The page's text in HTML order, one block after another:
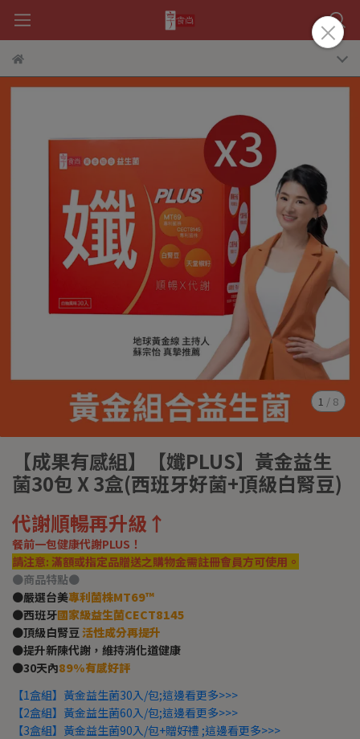
1 / 8
【成果有感組】【孅PLUS】黃金益生
菌30包 X 3盒(西班牙好菌+頂級白腎豆)
代謝順暢再升級↑
餐前一包健康代謝PLUS！
請注意: 滿額或指定品贈送之購物金需註冊會員方可使用。
●商品特點●
●嚴選台美專利菌株MT69™
●西班牙國家級益生菌CECT8145
●頂級白腎豆活性成分再提升
●提升新陳代謝，維持消化道健康
●30天內89%有感好評
【1盒組】黃金益生菌30入/包;這邊看更多>>>
【2盒組】黃金益生菌60入/包;這邊看更多>>>
【3盒組】黃金益生菌90入/包+贈好禮 ;這邊看更多>>>